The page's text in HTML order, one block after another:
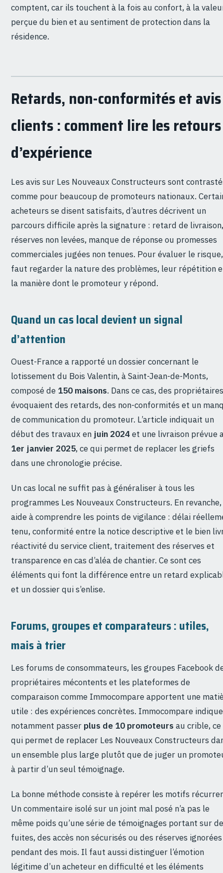
comptent, car ils touchent à la fois au confort, à la
perçue du bien et au sentiment de protection dans la
résidence.
Retards, non-conformités et avis
clients : comment lire les retours
d’expérience
Les avis sur Les Nouveaux Constructeurs sont
comme pour beaucoup de promoteurs nationaux.
acheteurs se disent satisfaits, d’autres décrivent un
parcours difficile après la signature : retard de livraison,
réserves non levées, manque de réponse ou promesses
commerciales jugées non tenues. Pour évaluer le
faut regarder la nature des problèmes, leur répétition
la manière dont le promoteur y répond.
Quand un cas local devient un signal
d’attention
Ouest-France a rapporté un dossier concernant le
lotissement du Bois Valentin, à Saint-Jean-de-Monts,
composé de 150 maisons. Dans ce cas, des propriétaires
évoquaient des retards, des non-conformités et un
de communication du promoteur. L’article indiquait un
début des travaux en juin 2024et une livraison prévue
1er janvier 2025, ce qui permet de replacer les griefs
dans une chronologie précise.
Un cas local ne suffit pas à généraliser à tous les
programmes Les Nouveaux Constructeurs. En
aide à comprendre les points de vigilance : délai
tenu, conformité entre la notice descriptive et le bien
réactivité du service client, traitement des réserves et
transparence en cas d’aléa de chantier. Ce sont ces
éléments qui font la différence entre un retard
et un dossier qui s’enlise.
Forums, groupes et comparateurs : utiles,
mais à trier
Les forums de consommateurs, les groupes Facebook
propriétaires mécontents et les plateformes de
comparaison comme Immocompare apportent une
utile : des expériences concrètes. Immocompare indique
notamment passer plus de 10 promoteurs au crible, ce
qui permet de replacer Les Nouveaux Constructeurs
un ensemble plus large plutôt que de juger un
à partir d’un seul témoignage.
La bonne méthode consiste à repérer les motifs
Un commentaire isolé sur un joint mal posé n’a pas le
même poids qu’une série de témoignages portant sur
fuites, des accès non sécurisés ou des réserves ignorées
pendant des mois. Il faut aussi distinguer l’émotion
légitime d’un acheteur en difficulté et les éléments